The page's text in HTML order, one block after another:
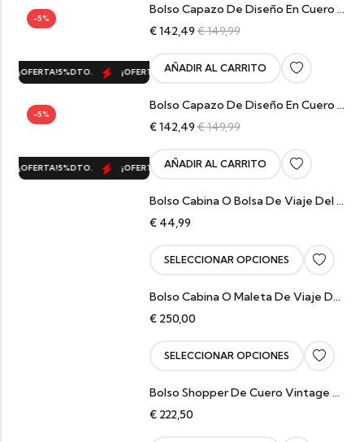
-5%
¡OFERTA!5%DTO. ¡OFERTA! 5%DTO. ¡OFERTA! 5% DTO.
Bolso Capazo De Diseño En Cuero Trenzado Choco MEDIANO
€142,49 €149,99
AÑADIR AL CARRITO
-5%
¡OFERTA!5%DTO. ¡OFERTA! 5%DTO. ¡OFERTA! 5% DTO.
Bolso Capazo De Diseño En Cuero Trenzado Camel MEDIANO
€142,49 €149,99
AÑADIR AL CARRITO
Bolso Cabina O Bolsa De Viaje Del Cuero
€44,99
SELECCIONAR OPCIONES
Bolso Cabina O Maleta De Viaje Del Cuero Manuel
€250,00
SELECCIONAR OPCIONES
Bolso Shopper De Cuero Vintage Caqui Brittany
€222,50